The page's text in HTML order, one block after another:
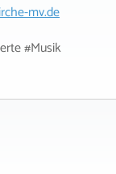
mv.de
#Musik